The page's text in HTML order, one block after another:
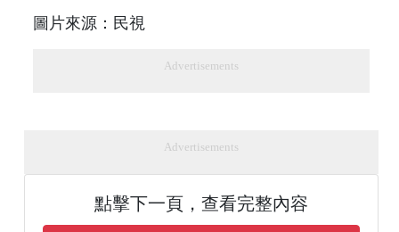
圖片來源：民視
Advertisements
Advertisements
點擊下一頁，查看完整內容